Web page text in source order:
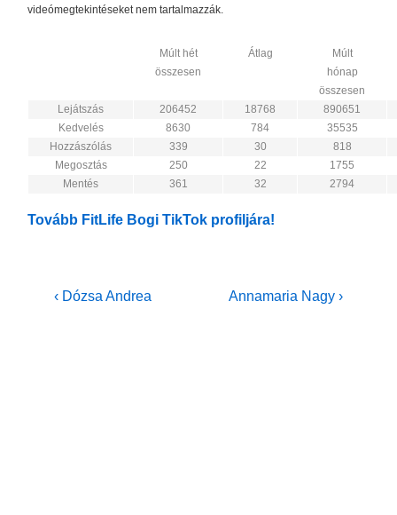
videómegtekintéseket nem tartalmazzák.
Múlt hét
összesen
Átlag
Múlt
hónap
összesen
Lejátszás
206452 18768
890651
Kedvelés
8630 784
35535
Hozzászólás
339 30
818
Megosztás
250 22
1755
Mentés
361 32 2794
Tovább FitLife Bogi TikTok profiljára!
Bejegyzés
Previous
‹ Dózsa Andrea
Next
Annamaria Nagy ›